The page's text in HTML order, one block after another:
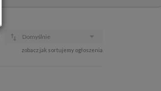
Domyślnie
zobacz jak sortujemy ogłoszenia